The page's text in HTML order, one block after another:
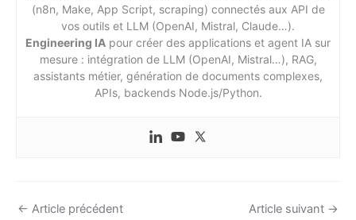
(n8n, Make, App Script, scraping) connectés aux API de
vos outils et LLM (OpenAI, Mistral, Claude…).
Engineering IA pour créer des applications et agent IA sur
mesure : intégration de LLM (OpenAI, Mistral…), RAG,
assistants métier, génération de documents complexes,
APIs, backends Node.js/Python.
← Article précédent Article suivant →